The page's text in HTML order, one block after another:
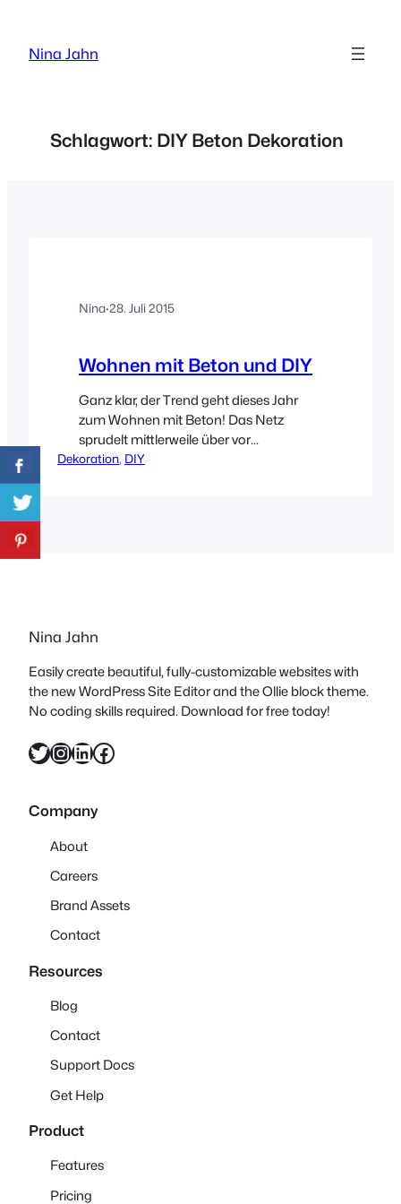
springen
Nina Jahn
Schlagwort: DIY Beton Dekoration
Nina·28. Juli 2015
Wohnen mit Beton und DIY
Ganz klar, der Trend geht dieses Jahr
zum Wohnen mit Beton! Das Netz
sprudelt mittlerweile über vor
inspirierenden Ideen und ich glaube es
Dekoration, DIY
Nina Jahn
Easily create beautiful, fully-customizable websites with
the new WordPress Site Editor and the Ollie block theme.
No coding skills required. Download for free today!
Twitter InstagramLinkedIn Facebook
Company
About
Careers
Brand Assets
Contact
Resources
Blog
Contact
Support Docs
Get Help
Product
Features
Pricing